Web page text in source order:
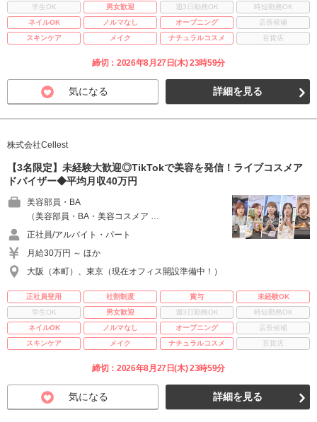
学生OK
男女歓迎 週3日勤務OK
時短勤務OK
ネイルOK
ノルマなし オープニング
店長候補
スキンケア
メイク ナチュラルコスメ 百貨店
締切：2026年8月27日(木) 23時59分
気になる 詳細を見る
株式会社Cellest
【3名限定】未経験大歓迎◎TikTokで美容を発信！ライブコスメア
ドバイザー◆平均月収40万円
美容部員・BA
（美容部員・BA・美容コスメア …
正社員/アルバイト・パート
月給30万円 ～ ほか
大阪（本町）、東京（現在オフィス開設準備中！）
正社員登用 社割制度 賞与
未経験OK
学生OK
男女歓迎 週3日勤務OK
時短勤務OK
ネイルOK
ノルマなし オープニング
店長候補
スキンケア
メイク ナチュラルコスメ 百貨店
締切：2026年8月27日(木) 23時59分
気になる 詳細を見る